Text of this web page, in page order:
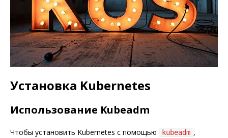
Установка Kubernetes
Использование Kubeadm
Чтобы установить Kubernetes с помощью kubeadm ,